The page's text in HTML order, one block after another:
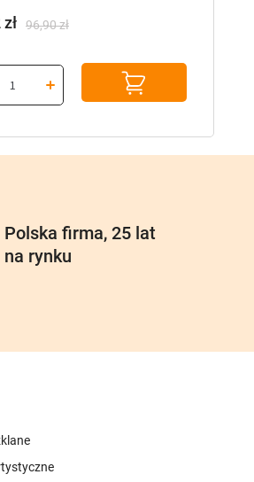
96,90zł
zł
Polska firma, 25 lat
na rynku